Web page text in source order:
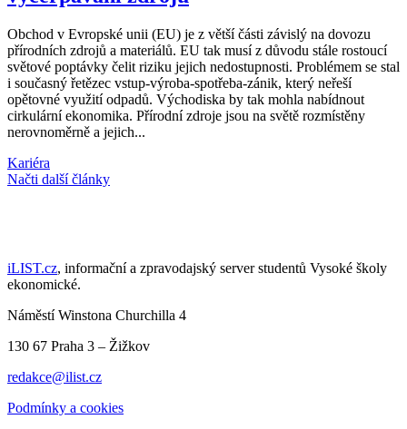
Obchod v Evropské unii (EU) je z větší části závislý na dovozu
přírodních zdrojů a materiálů. EU tak musí z důvodu stále rostoucí
světové poptávky čelit riziku jejich nedostupnosti. Problémem se stal
i současný řetězec vstup-výroba-spotřeba-zánik, který neřeší
opětovné využití odpadů. Východiska by tak mohla nabídnout
cirkulární ekonomika. Přírodní zdroje jsou na světě rozmístěny
nerovnoměrně a jejich...
Kariéra
Načti další články
iLIST.cz, informační a zpravodajský server studentů Vysoké školy
ekonomické.
Náměstí Winstona Churchilla 4
130 67 Praha 3 – Žižkov
redakce@ilist.cz
Podmínky a cookies